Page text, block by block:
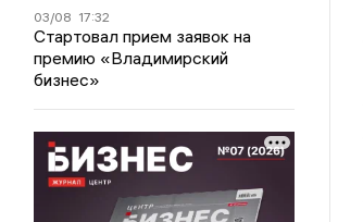
03/08 17:32
Стартовал прием заявок на
премию «Владимирский
бизнес»